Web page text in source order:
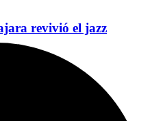
revivió el jazz